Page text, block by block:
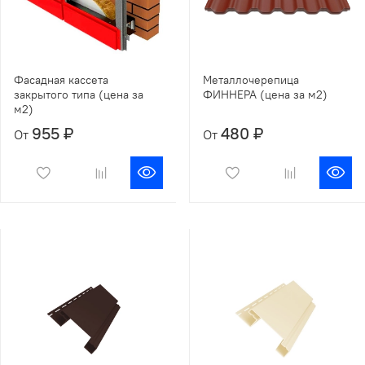
Фасадная кассета
закрытого типа (цена за
м2)
От 955 ₽
Металлочерепица
ФИННЕРА (цена за м2)
От 480 ₽